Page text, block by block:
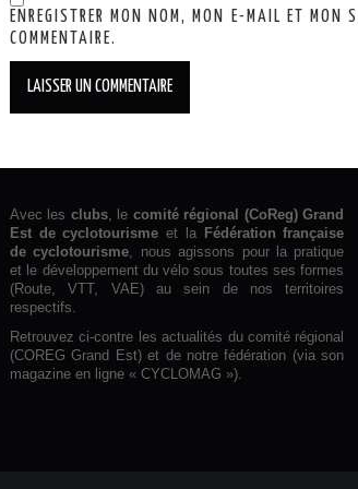
ENREGISTRER MON NOM, MON E-MAIL ET MON
COMMENTAIRE.
Avec les clubs, le comité régional (CoReg) Grand
Est de cyclotourismeet la
Fédération française
de cyclotourisme, nous agissons pour la pratique
et le développement du vélo sous toutes ses formes
(Route, VTT, VAE) au sein de nos territoires
respectifs.
Retrouvez ci-contre les actualités du comité régional
(COREG Grand Est) et de notre fédération (via son
magazine en ligne « CYCLOMAG »).